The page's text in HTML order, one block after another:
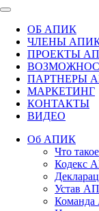
ОБ АПИК
ЧЛЕНЫ
ПРОЕКТЫ
ПАРТНЕРЫ
МАРКЕТИНГ
КОНТАКТЫ
ВИДЕО
Об АПИК
Что
Кодекс
Устав